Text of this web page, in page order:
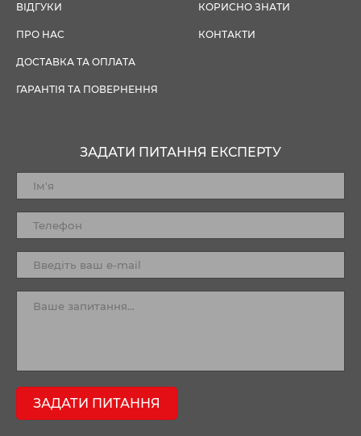
ВІДГУКИ
ПРО НАС
ДОСТАВКА ТА ОПЛАТА
ГАРАНТІЯ ТА ПОВЕРНЕННЯ
КОРИСНО ЗНАТИ
КОНТАКТИ
ЗАДАТИ ПИТАННЯ ЕКСПЕРТУ
ЗАДАТИ ПИТАННЯ